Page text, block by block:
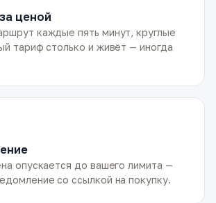
ценой
каждые пять минут, круглые
тариф столько и живёт — иногда
опускается до вашего лимита —
со ссылкой на покупку.